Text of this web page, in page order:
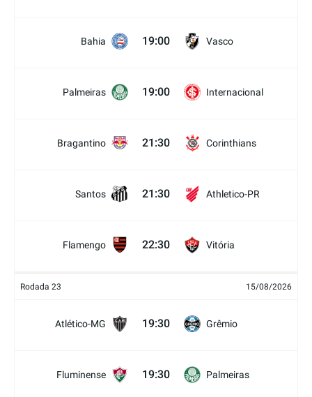
Bahia 19:00 Vasco
Palmeiras 19:00 Internacional
Bragantino 21:30 Corinthians
Santos 21:30 Athletico-PR
Flamengo 22:30 Vitória
Rodada 23 15/08/2026
Atlético-MG 19:30 Grêmio
Fluminense 19:30 Palmeiras